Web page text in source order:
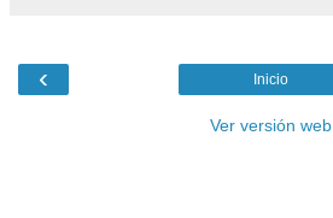
‹ Inicio
Ver versión web